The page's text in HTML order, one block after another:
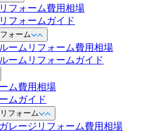
フォーム費用相場
フォームガイド
ォーム
ームリフォーム費用相場
ームリフォームガイド
ム費用相場
ムガイド
フォーム
レージリフォーム費用相場